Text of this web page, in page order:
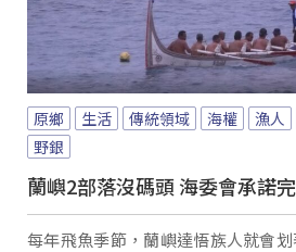
原鄉 生活 傳統領域 海權 漁人
野銀
蘭嶼2部落沒碼頭 海委會承諾
每年飛魚季節，蘭嶼達悟族人就會